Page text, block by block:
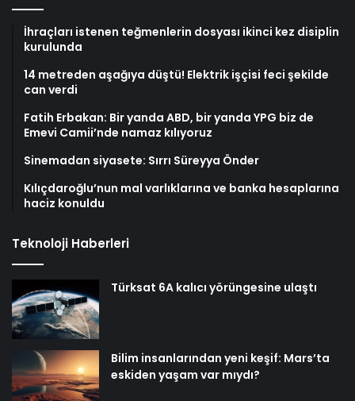
İhraçları istenen teğmenlerin dosyası ikinci kez disiplin
kurulunda
14 metreden aşağıya düştü! Elektrik işçisi feci şekilde
can verdi
Fatih Erbakan: Bir yanda ABD, bir yanda YPG biz de
Emevi Camii’nde namaz kılıyoruz
Sinemadan siyasete: Sırrı Süreyya Önder
Kılıçdaroğlu’nun mal varlıklarına ve banka hesaplarına
haciz konuldu
Teknoloji Haberleri
Türksat 6A kalıcı yörüngesine ulaştı
Bilim insanlarından yeni keşif: Mars’ta
eskiden yaşam var mıydı?